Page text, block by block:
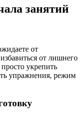
занятий
от
от лишнего
укрепить
упражнения, режим